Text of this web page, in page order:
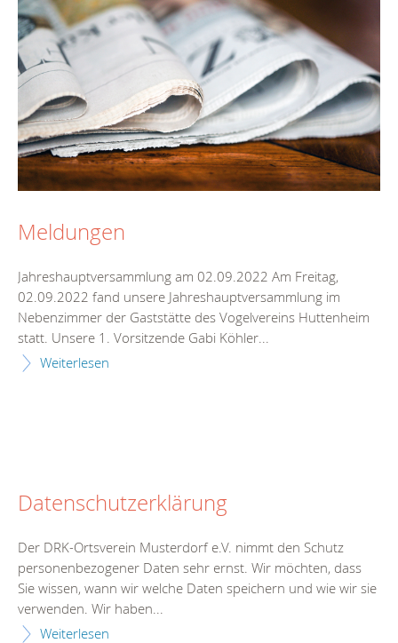
Meldungen
Jahreshauptversammlung am 02.09.2022 Am Freitag,
02.09.2022 fand unsere Jahreshauptversammlung im
Nebenzimmer der Gaststätte des Vogelvereins Huttenheim
statt. Unsere 1. Vorsitzende Gabi Köhler...
Weiterlesen
Datenschutzerklärung
Der DRK-Ortsverein Musterdorf e.V. nimmt den Schutz
personenbezogener Daten sehr ernst. Wir möchten, dass
Sie wissen, wann wir welche Daten speichern und wie wir sie
verwenden. Wir haben...
Weiterlesen